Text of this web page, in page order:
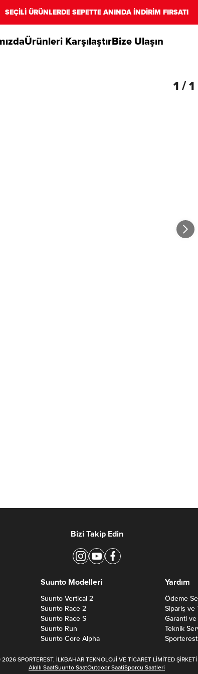
SEÇİLİ ÜRÜNLERDE SEPETTE ANINDA İNDİRİM FIRSATI
Ürünleri KarşılaştırBize Ulaşın
1 /1
Bizi Takip Edin
Suunto Modelleri
Suunto Vertical 2
Suunto Race 2
Suunto Race S
Suunto Run
Suunto Core Alpha
Yardım
Ödeme
Sipariş ve
Garanti
Teknik
SPORTEREST, İLKBAHAR TEKNOLOJİ VE TİCARET LİMİTED
Akıllı SaatSuunto SaatOutdoor SaatiSporcu Saatleri